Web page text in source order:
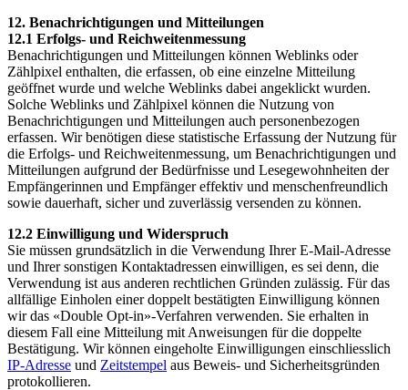
12. Benachrichtigungen und Mitteilungen
12.1 Erfolgs- und Reichweitenmessung
Benachrichtigungen und Mitteilungen können Weblinks oder
Zählpixel enthalten, die erfassen, ob eine einzelne Mitteilung
geöffnet wurde und welche Weblinks dabei angeklickt wurden.
Solche Weblinks und Zählpixel können die Nutzung von
Benachrichtigungen und Mitteilungen auch personenbezogen
erfassen. Wir benötigen diese statistische Erfassung der Nutzung für
die Erfolgs- und Reichweitenmessung, um Benachrichtigungen und
Mitteilungen aufgrund der Bedürfnisse und Lesegewohnheiten der
Empfängerinnen und Empfänger effektiv und menschenfreundlich
sowie dauerhaft, sicher und zuverlässig versenden zu können.
12.2 Einwilligung und Widerspruch
Sie müssen grundsätzlich in die Verwendung Ihrer E-Mail-Adresse
und Ihrer sonstigen Kontaktadressen einwilligen, es sei denn, die
Verwendung ist aus anderen rechtlichen Gründen zulässig. Für das
allfällige Einholen einer doppelt bestätigten Einwilligung können
wir das «Double Opt-in»-Verfahren verwenden. Sie erhalten in
diesem Fall eine Mitteilung mit Anweisungen für die doppelte
Bestätigung. Wir können eingeholte Einwilligungen einschliesslich
IP-Adresse und Zeitstempel aus Beweis- und Sicherheitsgründen
protokollieren.